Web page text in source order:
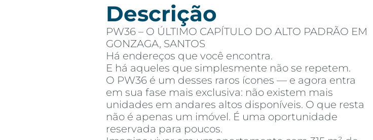
Descrição
PW36 – O ÚLTIMO CAPÍTULO DO ALTO PADRÃO EM
GONZAGA, SANTOS
Há endereços que você encontra.
E há aqueles que simplesmente não se repetem.
O PW36 é um desses raros ícones — e agora entra
em sua fase mais exclusiva: não existem mais
unidades em andares altos disponíveis. O que resta
não é apenas um imóvel. É uma oportunidade
reservada para poucos.